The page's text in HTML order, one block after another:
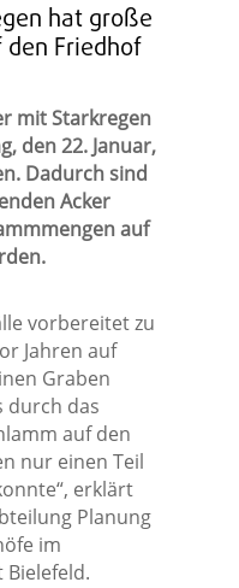
hat große
Friedhof
mit Starkregen
den 22. Januar,
Dadurch sind
Acker
auf
vorbereitet zu
Jahren auf
Graben
durch das
auf den
nur einen Teil
erklärt
Planung
im